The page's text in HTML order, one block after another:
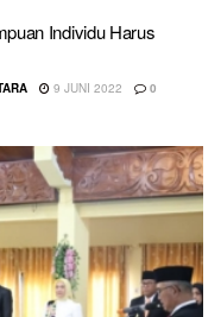
Individu Harus
9 JUNI 2022 0